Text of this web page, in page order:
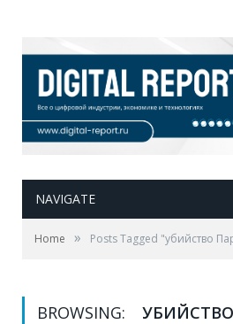
NAVIGATE
Home » Posts Tagged "убийство
BROWSING: